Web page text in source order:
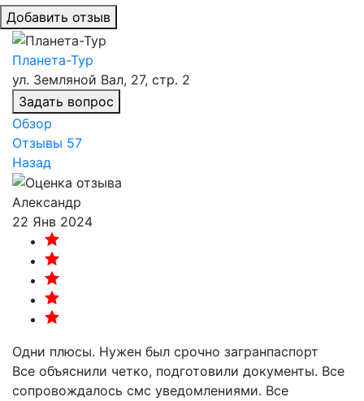
Добавить отзыв
Планета-Тур
ул. Земляной Вал, 27, стр. 2
Задать вопрос
Обзор
Отзывы 57
Назад
Александр
22 Янв 2024
Одни плюсы. Нужен был срочно загранпаспорт
Все объяснили четко, подготовили документы. Все
сопровождалось смс уведомлениями. Все